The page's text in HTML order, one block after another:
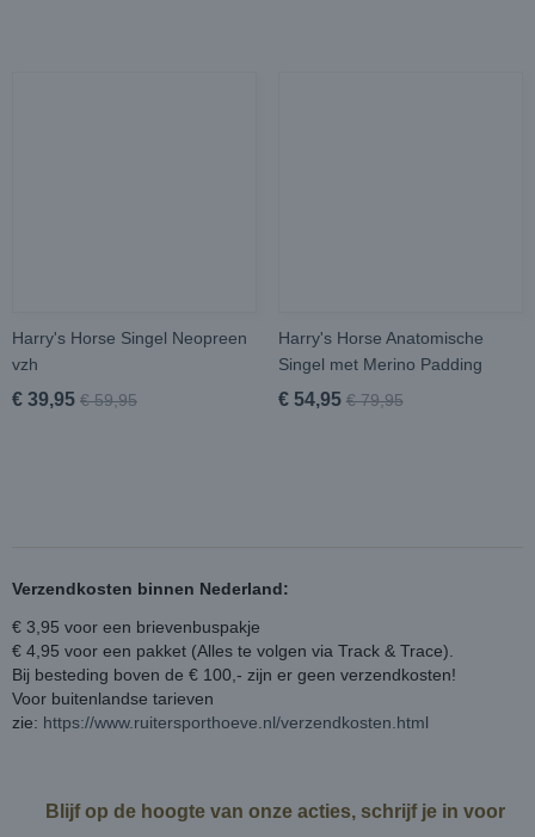
Harry's Horse Singel Neopreen
vzh
€ 39,95 € 59,95
Harry's Horse Anatomische
Singel met Merino Padding
€ 54,95 € 79,95
Verzendkosten binnen Nederland:
€ 3,95 voor een brievenbuspakje
€ 4,95 voor een pakket (Alles te volgen via Track & Trace).
Bij besteding boven de € 100,- zijn er geen verzendkosten!
Voor buitenlandse tarieven
zie: https://www.ruitersporthoeve.nl/verzendkosten.html
Blijf op de hoogte van onze acties, schrijf je in voor